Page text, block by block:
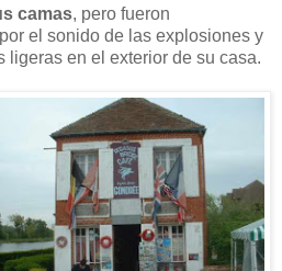
camas, pero fueron
el sonido de las explosiones y
ligeras en el exterior de su casa.